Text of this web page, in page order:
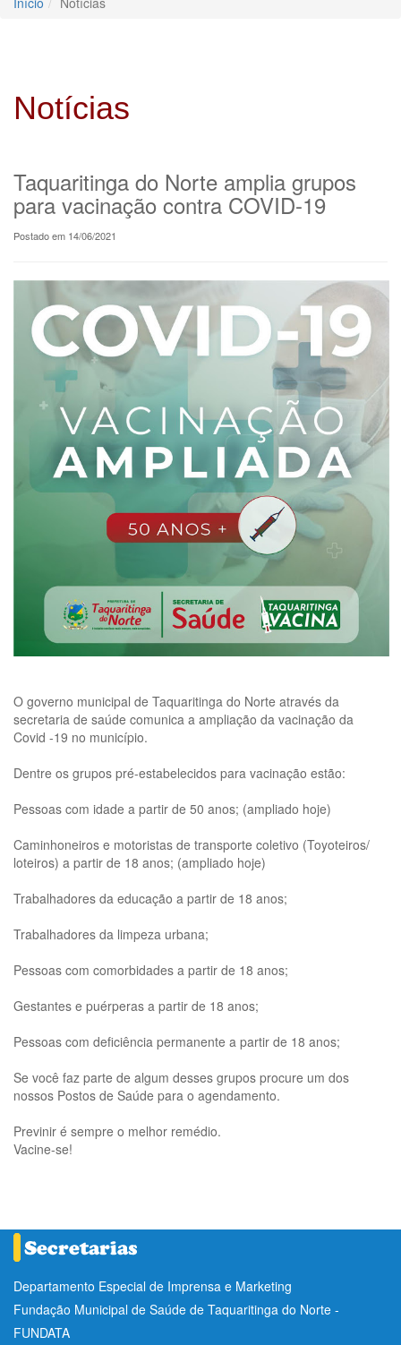
Notícias
Taquaritinga do Norte amplia grupos
para vacinação contra COVID-19
Postado em 14/06/2021
O governo municipal de Taquaritinga do Norte através da
secretaria de saúde comunica a ampliação da vacinação da
Covid -19 no município.
Dentre os grupos pré-estabelecidos para vacinação estão:
Pessoas com idade a partir de 50 anos; (ampliado hoje)
Caminhoneiros e motoristas de transporte coletivo (Toyoteiros/
loteiros) a partir de 18 anos; (ampliado hoje)
Trabalhadores da educação a partir de 18 anos;
Trabalhadores da limpeza urbana;
Pessoas com comorbidades a partir de 18 anos;
Gestantes e puérperas a partir de 18 anos;
Pessoas com deficiência permanente a partir de 18 anos;
Se você faz parte de algum desses grupos procure um dos
nossos Postos de Saúde para o agendamento.
Previnir é sempre o melhor remédio.
Vacine-se!
Departamento Especial de Imprensa e Marketing
Fundação Municipal de Saúde de Taquaritinga do Norte -
FUNDATA